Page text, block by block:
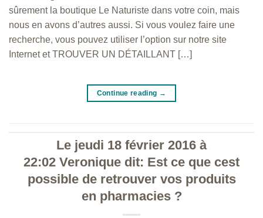
sûrement la boutique Le Naturiste dans votre coin, mais
nous en avons d’autres aussi. Si vous voulez faire une
recherche, vous pouvez utiliser l’option sur notre site
Internet et TROUVER UN DÉTAILLANT […]
Continue reading →
Le jeudi 18 février 2016 à
22:02 Veronique dit: Est ce que cest
possible de retrouver vos produits
en pharmacies ?